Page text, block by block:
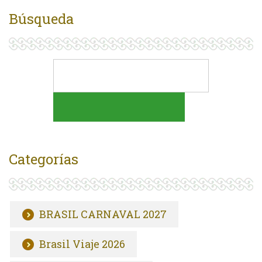
Búsqueda
Categorías
BRASIL CARNAVAL 2027
Brasil Viaje 2026